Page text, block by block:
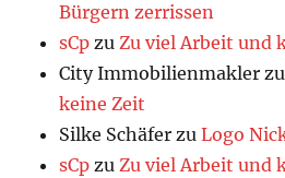
Bürgern zerrissen
sCp zuZu viel Arbeit und
City Immobilienmakler
keine Zeit
Silke Schäfer zuLogo
sCp zuZu viel Arbeit und